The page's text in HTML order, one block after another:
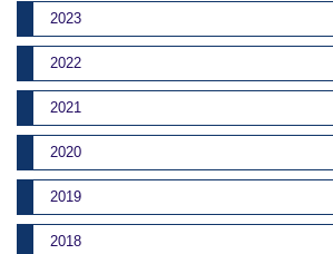
2023
2022
2021
2020
2019
2018